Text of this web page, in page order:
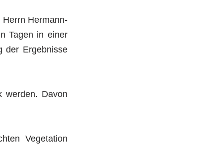
Herrn Hermann-
Tagen in einer
der Ergebnisse
werden. Davon
Vegetation